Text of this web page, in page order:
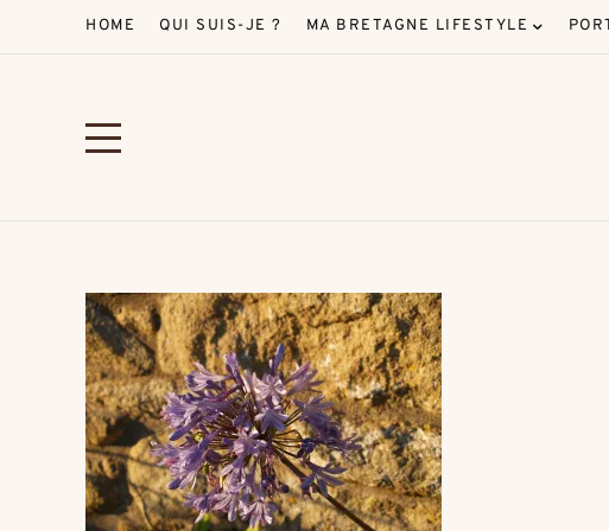
HOME QUI SUIS-JE ? MA BRETAGNE LIFESTYLE